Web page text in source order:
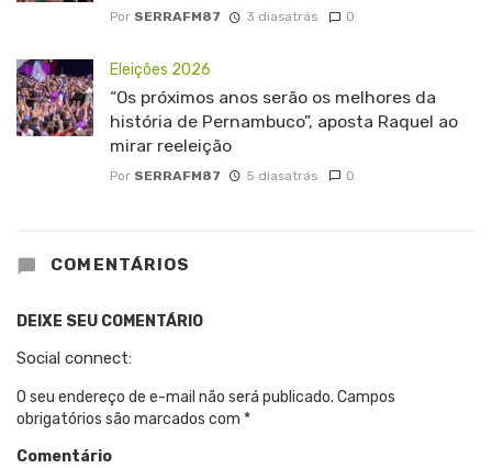
Por SERRAFM87 3 diasatrás 0
Eleições 2026
“Os próximos anos serão os melhores da
história de Pernambuco”, aposta Raquel ao
mirar reeleição
Por SERRAFM87 5 diasatrás 0
COMENTÁRIOS
DEIXE SEU COMENTÁRIO
Social connect:
O seu endereço de e-mail não será publicado. Campos
obrigatórios são marcados com *
Comentário